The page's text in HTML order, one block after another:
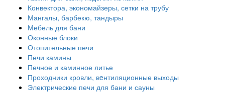
Конвектора, экономайзеры, сетки на трубу
Мангалы, барбекю, тандыры
Мебель для бани
Оконные блоки
Отопительные печи
Печи камины
Печное и каминное литье
Проходники кровли, вeнтиляционные выходы
Электрические печи для бани и сауны